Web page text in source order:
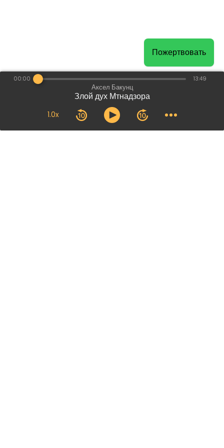
Аксел Бакунц
Злой дух Мтнадзора
1.0x
00:00 13:49
Пожертвовать